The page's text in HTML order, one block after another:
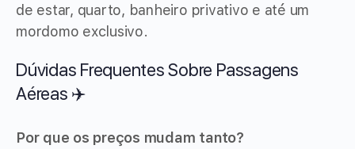
de estar, quarto, banheiro privativo e até um
mordomo exclusivo.
Dúvidas Frequentes Sobre Passagens
Aéreas ✈️
Por que os preços mudam tanto?